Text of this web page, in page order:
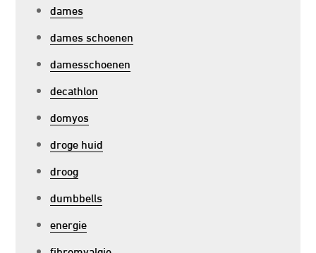
dames
dames schoenen
damesschoenen
decathlon
domyos
droge huid
droog
dumbbells
energie